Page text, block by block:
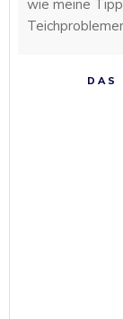
wie meine
DAS